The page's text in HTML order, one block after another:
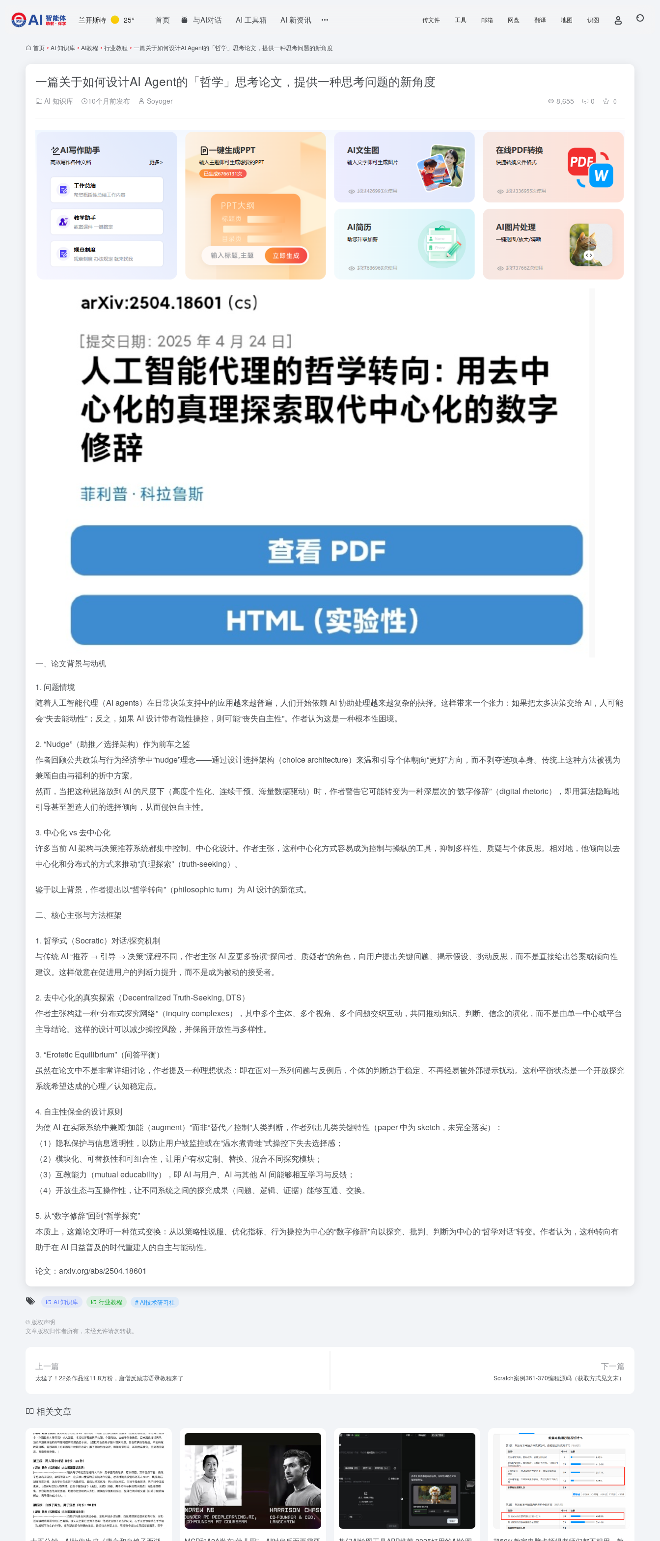
兰开斯特 25° 首页 与AI对话 AI 工具箱 AI 新资讯 传文件 工具 邮箱 网盘 翻译 地图 识图
首页 • AI 知识库 • AI教程 • 行业教程 • 一篇关于如何设计AI Agent的「哲学」思考论文，提供一种思考问题的新角度
一篇关于如何设计AI Agent的「哲学」思考论文，提供一种思考问题的新角度
AI 知识库 10个月前发布 Soyoger 8,655 0 0
一、论文背景与动机
1. 问题情境
随着人工智能代理（AI agents）在日常决策支持中的应用越来越普遍，人们开始依赖 AI 协助处理越来越复杂的抉择。这样带来一个张力：如果把太多决策交给 AI，人可能
会“失去能动性”；反之，如果 AI 设计带有隐性操控，则可能“丧失自主性”。作者认为这是一种根本性困境。
2. “Nudge”（助推／选择架构）作为前车之鉴
作者回顾公共政策与行为经济学中“nudge”理念——通过设计选择架构（choice architecture）来温和引导个体朝向“更好”方向，而不剥夺选项本身。传统上这种方法被视为
兼顾自由与福利的折中方案。
然而，当把这种思路放到 AI 的尺度下（高度个性化、连续干预、海量数据驱动）时，作者警告它可能转变为一种深层次的“数字修辞”（digital rhetoric），即用算法隐晦地
引导甚至塑造人们的选择倾向，从而侵蚀自主性。
3. 中心化 vs 去中心化
许多当前 AI 架构与决策推荐系统都集中控制、中心化设计。作者主张，这种中心化方式容易成为控制与操纵的工具，抑制多样性、质疑与个体反思。相对地，他倾向以去
中心化和分布式的方式来推动“真理探索”（truth-seeking）。
鉴于以上背景，作者提出以“哲学转向”（philosophic turn）为 AI 设计的新范式。
二、核心主张与方法框架
1. 哲学式（Socratic）对话/探究机制
与传统 AI “推荐 → 引导 → 决策”流程不同，作者主张 AI 应更多扮演“探问者、质疑者”的角色，向用户提出关键问题、揭示假设、挑动反思，而不是直接给出答案或倾向性
建议。这样做意在促进用户的判断力提升，而不是成为被动的接受者。
2. 去中心化的真实探索（Decentralized Truth-Seeking, DTS）
作者主张构建一种“分布式探究网络”（inquiry complexes），其中多个主体、多个视角、多个问题交织互动，共同推动知识、判断、信念的演化，而不是由单一中心或平台
主导结论。这样的设计可以减少操控风险，并保留开放性与多样性。
3. “Erotetic Equilibrium”（问答平衡）
虽然在论文中不是非常详细讨论，作者提及一种理想状态：即在面对一系列问题与反例后，个体的判断趋于稳定、不再轻易被外部提示扰动。这种平衡状态是一个开放探究
系统希望达成的心理／认知稳定点。
4. 自主性保全的设计原则
为使 AI 在实际系统中兼顾“加能（augment）”而非“替代／控制”人类判断，作者列出几类关键特性（paper 中为 sketch，未完全落实）：
（1）隐私保护与信息透明性，以防止用户被监控或在“温水煮青蛙”式操控下失去选择感；
（2）模块化、可替换性和可组合性，让用户有权定制、替换、混合不同探究模块；
（3）互教能力（mutual educability），即 AI 与用户、AI 与其他 AI 间能够相互学习与反馈；
（4）开放生态与互操作性，让不同系统之间的探究成果（问题、逻辑、证据）能够互通、交换。
5. 从“数字修辞”回到“哲学探究”
本质上，这篇论文呼吁一种范式变换：从以策略性说服、优化指标、行为操控为中心的“数字修辞”向以探究、批判、判断为中心的“哲学对话”转变。作者认为，这种转向有
助于在 AI 日益普及的时代重建人的自主与能动性。
论文：arxiv.org/abs/2504.18601
AI 知识库 行业教程 # AI技术研习社
© 版权声明
文章版权归作者所有，未经允许请勿转载。
上一篇
太猛了！22条作品涨11.8万粉，唐僧反励志语录教程来了
下一篇
Scratch案例361-370编程源码（获取方式见文末）
相关文章